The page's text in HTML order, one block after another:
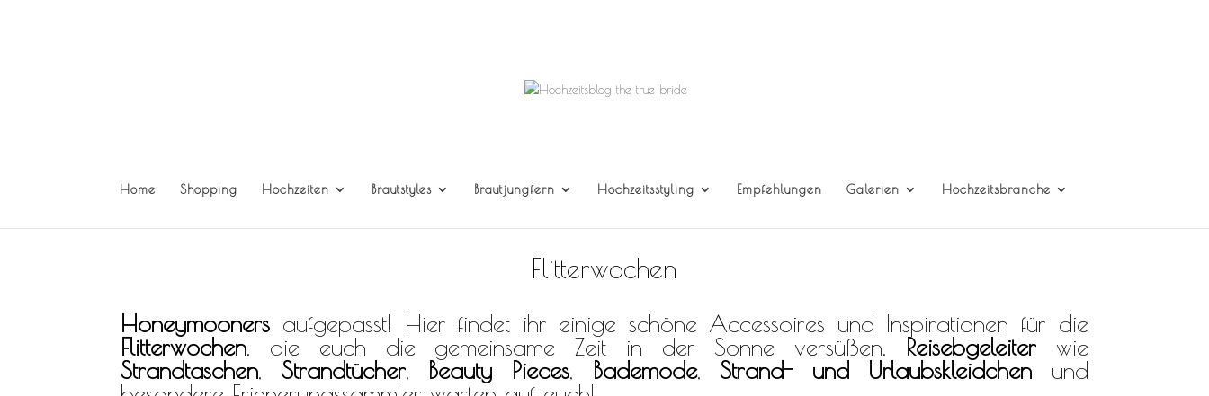
Home Shopping Hochzeiten Brautstyles Brautjungfern Hochzeitsstyling Empfehlungen Galerien Hochzeitsbranche
Flitterwochen
Honeymooners aufgepasst! Hier findet ihr einige schöne Accessoires und Inspirationen für die
Flitterwochen, die euch die gemeinsame Zeit in der Sonne versüßen. Reisebgeleiterwie
Strandtaschen, Strandtücher, Beauty Pieces, Bademode, Strand- und Urlaubskleidchen und